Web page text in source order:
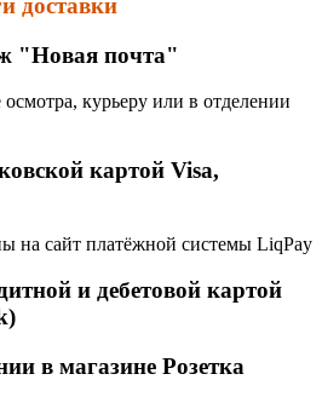
доставки
"Новая почта"
курьеру или в отделении
картой Visa,
на сайт платёжной системы LiqPay
и дебетовой картой
в магазине Розетка